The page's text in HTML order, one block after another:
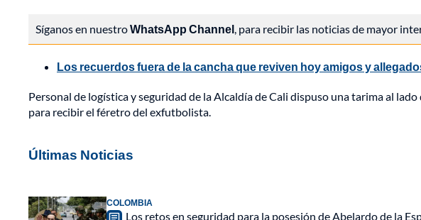
Síganos en nuestroWhatsApp Channel, para recibir las noticias de mayor
Los recuerdos fuera de la cancha que reviven hoy amigos y
Personal de logística y seguridad de la Alcaldía de Cali dispuso una tarima al
para recibir el féretro del exfutbolista.
Últimas Noticias
COLOMBIA
Los retos en seguridad para la posesión de Abelardo de la